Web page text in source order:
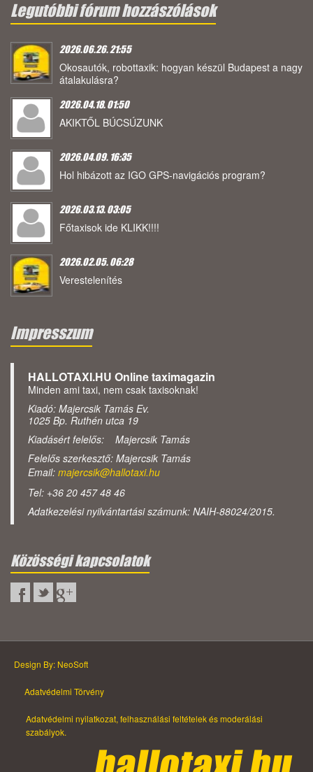
Legutóbbi fórum hozzászólások
2026.06.26. 21:55
Okosautók, robottaxik: hogyan készül Budapest a nagy
átalakulásra?
2026.04.18. 01:50
AKIKTŐL BÚCSÚZUNK
2026.04.09. 16:35
Hol hibázott az IGO GPS-navigációs program?
2026.03.13. 03:05
Főtaxisok ide KLIKK!!!!
2026.02.05. 06:28
Verestelenítés
Impresszum
HALLOTAXI.HU Online taximagazin
Minden ami taxi, nem csak taxisoknak!
Kiadó: Majercsik Tamás Ev.
1025 Bp. Ruthén utca 19
Kiadásért felelős: Majercsik Tamás
Felelős szerkesztő: Majercsik Tamás
Email: majercsik@hallotaxi.hu
Tel: +36 20 457 48 46
Adatkezelési nyilvántartási számunk: NAIH-88024/2015.
Közösségi kapcsolatok
Design By: NeoSoft
Adatvédelmi Törvény
Adatvédelmi nyilatkozat, felhasználási feltételek és moderálási
szabályok.